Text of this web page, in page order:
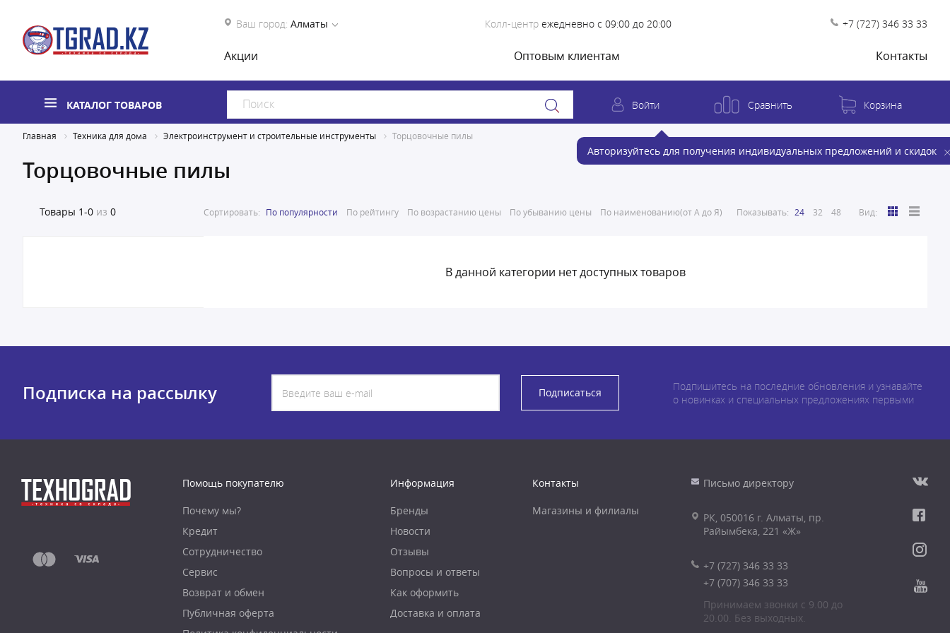
Ваш город: Алматы Колл-центр ежедневно с 09:00 до 20:00 +7 (727) 346 33 33
Акции Оптовым клиентам Контакты
КАТАЛОГ ТОВАРОВ Войти
Авторизуйтесь для получения индивидуальных предложений и скидок
Сравнить Корзина
Главная Техника для дома Электроинструмент и строительные инструменты Торцовочные пилы
Торцовочные пилы
Товары 1-0 из 0 Сортировать: По популярности По рейтингу По возрастанию цены По убыванию цены По наименованию(от А до Я) Показывать: 24 32 48 Вид:
В данной категории нет доступных товаров
Подписка на рассылку Подписаться
Подпишитесь на последние обновления и узнавайте
о новинках и специальных предложениях первыми
Помощь покупателю
Почему мы?
Кредит
Сотрудничество
Сервис
Возврат и обмен
Публичная оферта
Информация
Бренды
Новости
Отзывы
Вопросы и ответы
Как оформить
Доставка и оплата
Контакты
Магазины и филиалы
Письмо директору
РК, 050016 г. Алматы, пр.
Райымбека, 221 «Ж»
+7 (727) 346 33 33
+7 (707) 346 33 33
Принимаем звонки с 9.00 до
20.00. Без выходных.